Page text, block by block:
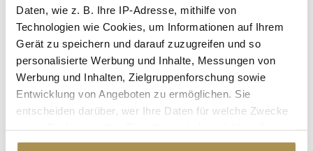
Daten, wie z. B. Ihre IP-Adresse, mithilfe von
Technologien wie Cookies, um Informationen auf Ihrem
Gerät zu speichern und darauf zuzugreifen und so
personalisierte Werbung und Inhalte, Messungen von
Werbung und Inhalten, Zielgruppenforschung sowie
Entwicklung von Angeboten zu ermöglichen. Sie
entscheiden darüber, wer Ihre Daten für welche Zwecke
Cookie-Erklärung oder durch Klicken auf das Privacy